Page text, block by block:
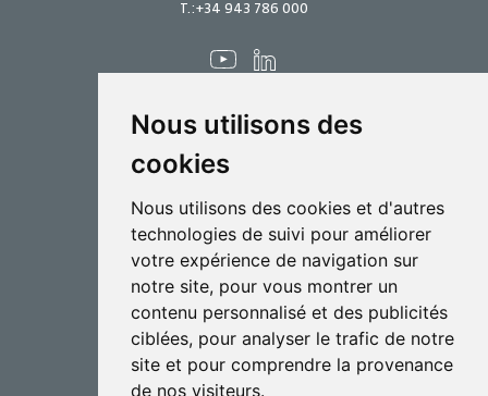
Nous utilisons des
cookies
Nous utilisons des cookies et d'autres
technologies de suivi pour améliorer
votre expérience de navigation sur
notre site, pour vous montrer un
contenu personnalisé et des publicités
ciblées, pour analyser le trafic de notre
site et pour comprendre la provenance
de nos visiteurs.
T.:+34 943 786 000
Biotechnologie
Industriel
Goizper S.Coop.
Antigua, 4
20577 Antzuola (Gipuzkoa)
Spain